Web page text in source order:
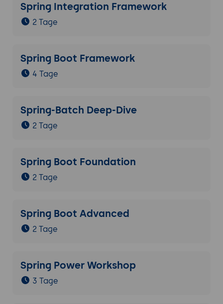
Spring Integration Framework
2 Tage
Spring Boot Framework
4 Tage
Spring-Batch Deep-Dive
2 Tage
Spring Boot Foundation
2 Tage
Spring Boot Advanced
2 Tage
Spring Power Workshop
3 Tage